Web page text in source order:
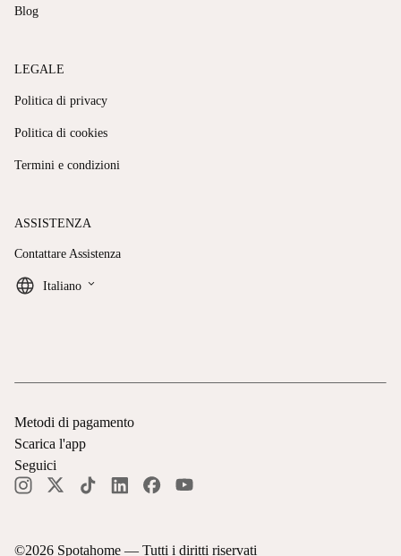
Blog
LEGALE
Politica di privacy
Politica di cookies
Termini e condizioni
ASSISTENZA
Contattare Assistenza
Italiano keyboard_arrow_down
©2026 Spotahome — Tutti i diritti riservati
Metodi di pagamento
Scarica l'app
Seguici